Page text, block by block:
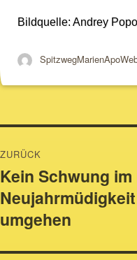
Bildquelle: Andrey
Autor
ZURÜCK
Vorheriger
Beitrag:
Kein Schwung
umgehen